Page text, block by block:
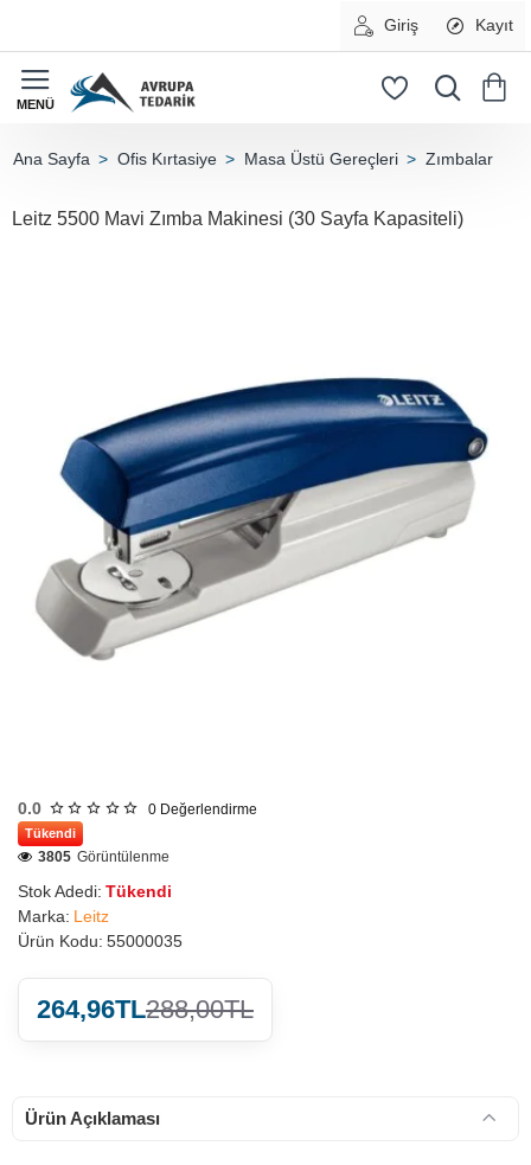
Giriş Kayıt
Ofis Kırtasiye Masa Üstü Gereçleri Zımbalar
Leitz 5500 Mavi Zımba Makinesi (30 Sayfa Kapasiteli)
0.0 0 Değerlendirme
Tükendi
Stok Adedi: Tükendi
Marka: Leitz
Ürün Kodu: 55000035
3805 Görüntülenme
264,96TL288,00TL
Ürün Açıklaması